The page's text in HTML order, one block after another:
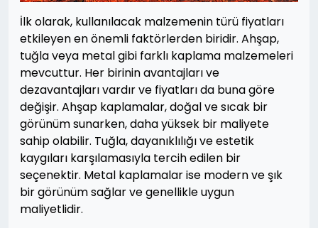
İlk olarak, kullanılacak malzemenin türü fiyatları
etkileyen en önemli faktörlerden biridir. Ahşap,
tuğla veya metal gibi farklı kaplama malzemeleri
mevcuttur. Her birinin avantajları ve
dezavantajları vardır ve fiyatları da buna göre
değişir. Ahşap kaplamalar, doğal ve sıcak bir
görünüm sunarken, daha yüksek bir maliyete
sahip olabilir. Tuğla, dayanıklılığı ve estetik
kaygıları karşılamasıyla tercih edilen bir
seçenektir. Metal kaplamalar ise modern ve şık
bir görünüm sağlar ve genellikle uygun
maliyetlidir.